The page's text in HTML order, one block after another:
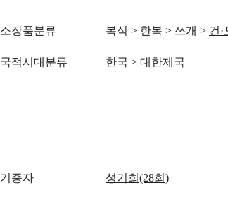
소장품분류 복식 > 한복 > 쓰개 > 건·
국적시대분류 한국 > 대한제국
기증자 성기희(28회)